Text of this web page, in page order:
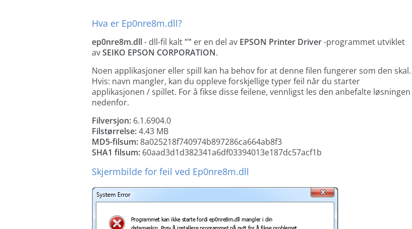
Hva er Ep0nre8m.dll?
ep0nre8m.dll- dll-fil kalt "" er en del av EPSON Printer Driver-programmet utviklet
avSEIKO EPSON CORPORATION.
Noen applikasjoner eller spill kan ha behov for at denne filen fungerer som den skal.
Hvis: navn mangler, kan du oppleve forskjellige typer feil når du starter
applikasjonen / spillet. For å fikse disse feilene, vennligst les den anbefalte løsningen
nedenfor.
Filversjon: 6.1.6904.0
Filstørrelse:4.43 MB
MD5-filsum:8a025218f740974b897286ca664ab8f3
SHA1 filsum: 60aad3d1d382341a6df03394013e187dc57acf1b
Skjermbilde for feil ved Ep0nre8m.dll